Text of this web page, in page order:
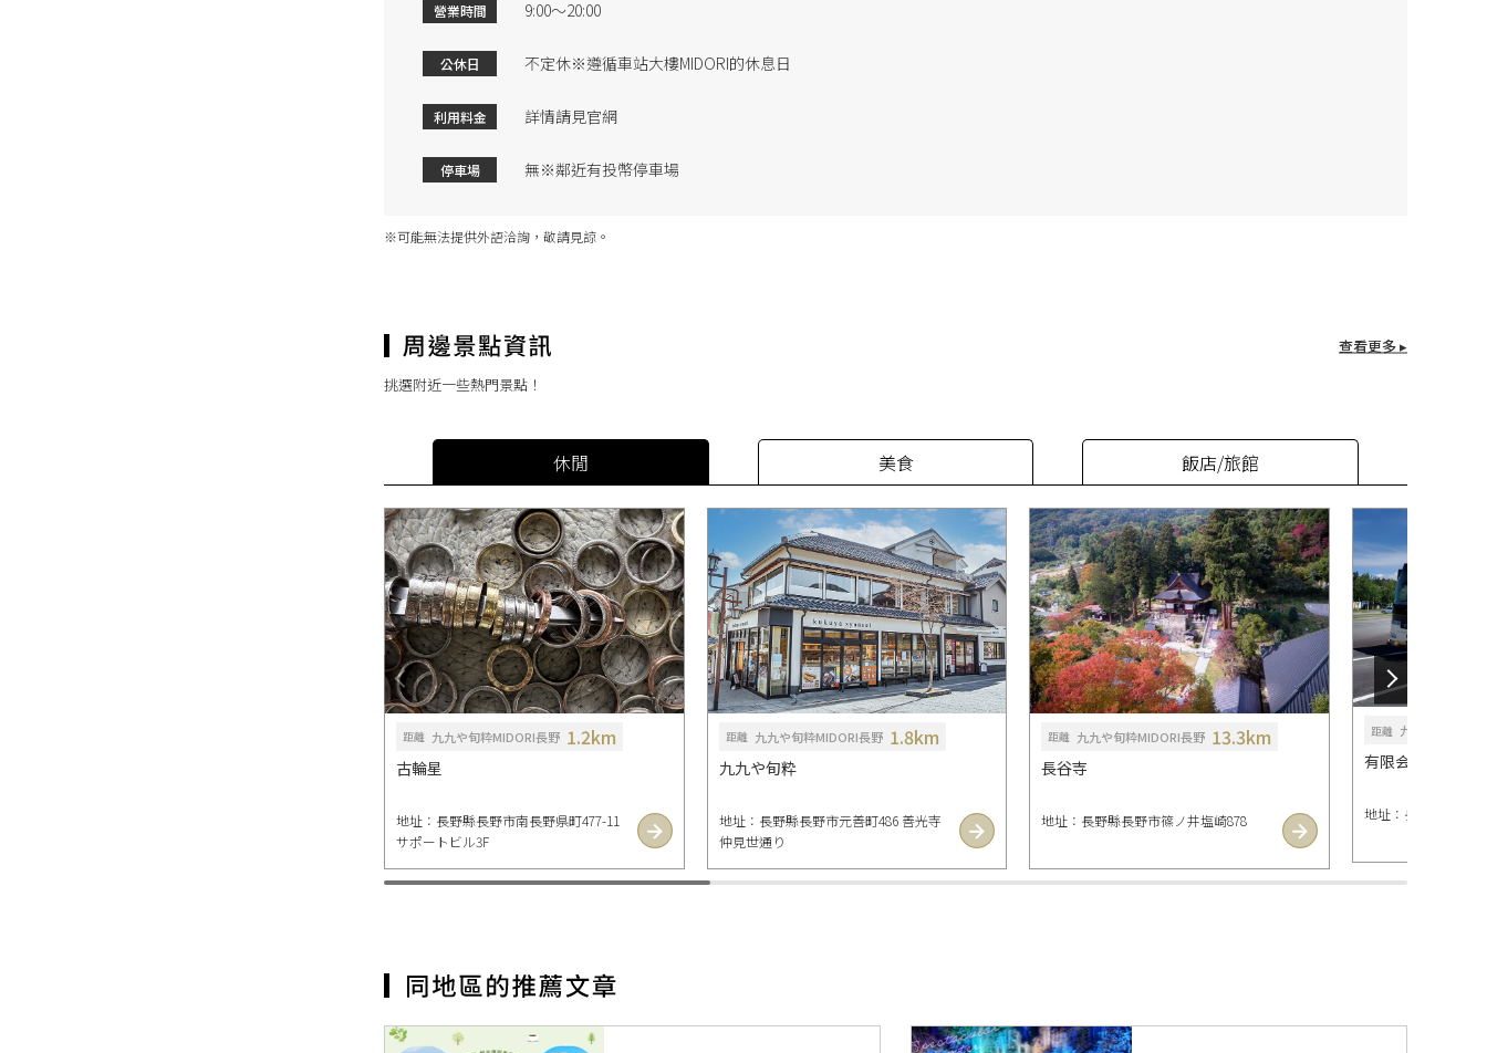
營業時間 9:00～20:00
公休日 不定休※遵循車站大樓MIDORI的休息日
利用料金 詳情請見官網
停車場 無※鄰近有投幣停車場
※可能無法提供外語洽詢，敬請見諒。
查看更多 ▸
挑選附近一些熱門景點！
休閒 美食 飯店/旅館
距離 九九や旬粋MIDORI長野 1.2km
古輪星
地址：長野縣長野市南長野県町477-11
サポートビル3F
距離 九九や旬粋MIDORI長野 1.8km
九九や旬粋
地址：長野縣長野市元善町486 善光寺
仲見世通り
距離 九九や旬粋MIDORI長野 13.3km
長谷寺
地址：長野縣長野市篠ノ井塩崎878
距離 九九や旬粋
有限会社信州観
地址：長野縣千曲市